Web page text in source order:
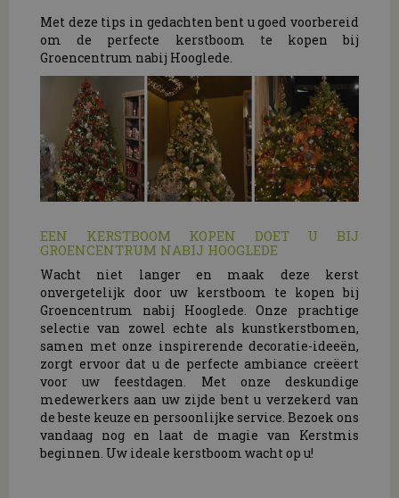
Met deze tips in gedachten bent u goed voorbereid
om de perfecte kerstboom te kopen bij
Groencentrum nabij Hooglede.
EEN KERSTBOOM KOPEN DOET U BIJ
GROENCENTRUM NABIJ HOOGLEDE
Wacht niet langer en maak deze kerst
onvergetelijk door uw kerstboom te kopen bij
Groencentrum nabij Hooglede. Onze prachtige
selectie van zowel echte als kunstkerstbomen,
samen met onze inspirerende decoratie-ideeën,
zorgt ervoor dat u de perfecte ambiance creëert
voor uw feestdagen. Met onze deskundige
medewerkers aan uw zijde bent u verzekerd van
de beste keuze en persoonlijke service. Bezoek ons
vandaag nog en laat de magie van Kerstmis
beginnen. Uw ideale kerstboom wacht op u!